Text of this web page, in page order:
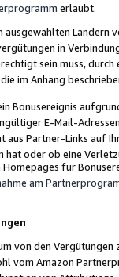
erlaubt.
ausgewählten Ländern
in
sein muss,
im Anhang
Bonusereignis
E-Mail-
aus Partner-Links auf
hat oder ob eine
für
am
von den
vom Amazon